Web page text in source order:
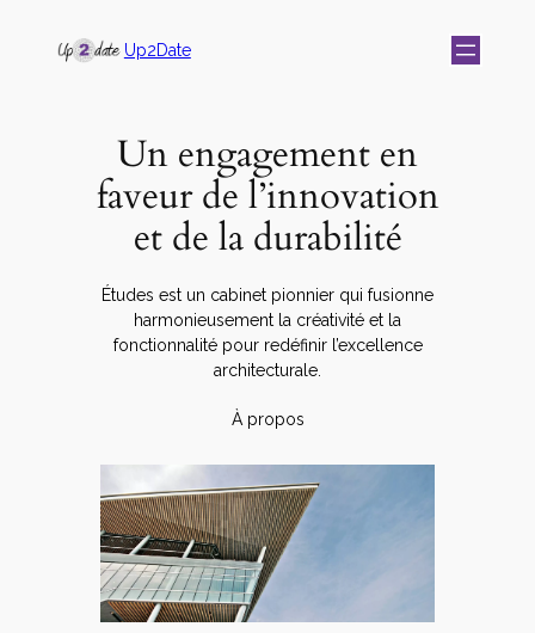
Up2Date
Un engagement en
faveur de l’innovation
et de la durabilité
Études est un cabinet pionnier qui fusionne
harmonieusement la créativité et la
fonctionnalité pour redéfinir l’excellence
architecturale.
À propos